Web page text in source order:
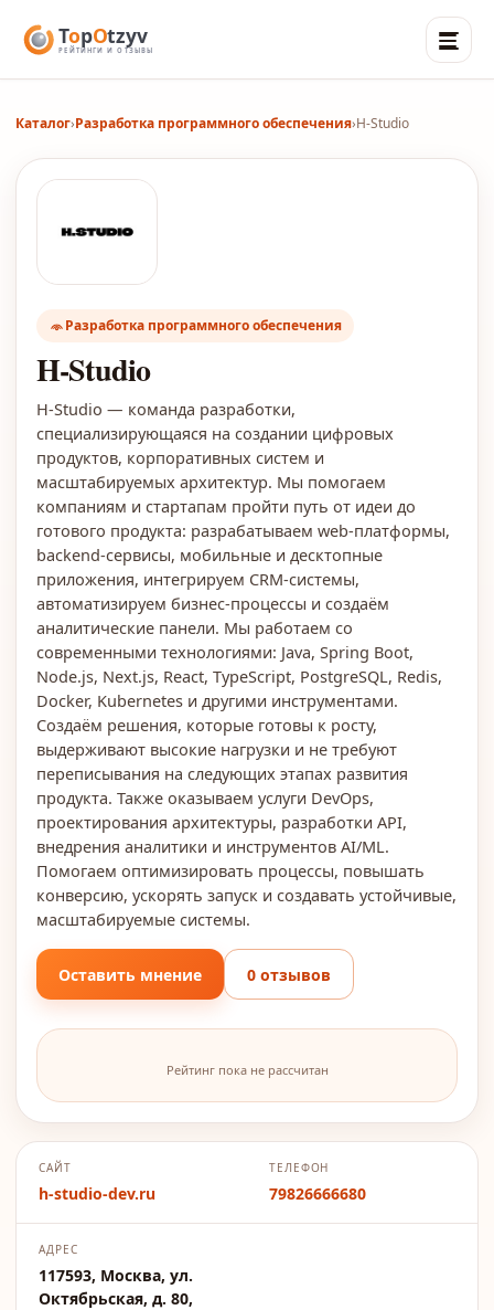
Каталог›Разработка программного обеспечения›H-Studio
Разработка программного обеспечения
H-Studio
H-Studio — команда разработки,
специализирующаяся на создании цифровых
продуктов, корпоративных систем и
масштабируемых архитектур. Мы помогаем
компаниям и стартапам пройти путь от идеи до
готового продукта: разрабатываем web-платформы,
backend-сервисы, мобильные и десктопные
приложения, интегрируем CRM-системы,
автоматизируем бизнес-процессы и создаём
аналитические панели. Мы работаем со
современными технологиями: Java, Spring Boot,
Node.js, Next.js, React, TypeScript, PostgreSQL, Redis,
Docker, Kubernetes и другими инструментами.
Создаём решения, которые готовы к росту,
выдерживают высокие нагрузки и не требуют
переписывания на следующих этапах развития
продукта. Также оказываем услуги DevOps,
проектирования архитектуры, разработки API,
внедрения аналитики и инструментов AI/ML.
Помогаем оптимизировать процессы, повышать
конверсию, ускорять запуск и создавать устойчивые,
масштабируемые системы.
Оставить мнение 0 отзывов
Рейтинг пока не рассчитан
САЙТ
h-studio-dev.ru
ТЕЛЕФОН
79826666680
АДРЕС
117593, Москва, ул.
Октябрьская, д. 80,